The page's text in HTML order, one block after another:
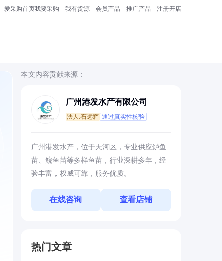
爱采购首页我要采购 我有货源 会员产品 推广产品 注册开店
本文内容贡献来源：
广州港发水产有限公司
法人:石远辉 通过真实性核验
广州港发水产，位于天河区，专业供应鲈鱼
苗、鲩鱼苗等多样鱼苗，行业深耕多年，经
验丰富，权威可靠，服务优质。
在线咨询 查看店铺
热门文章